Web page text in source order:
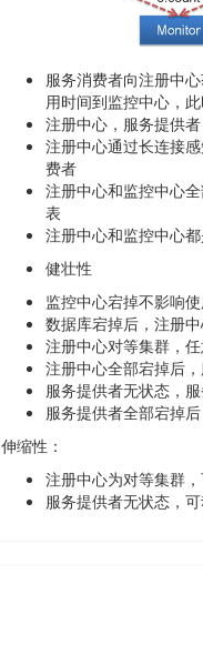
服务消费者向注册中
用时间到监控中心，
注册中心，服务提供
注册中心通过长连接
费者
注册中心和监控中心
表
注册中心和监控中心
健壮性
监控中心宕掉不影响
数据库宕掉后，注册
注册中心对等集群，
注册中心全部宕掉后
服务提供者无状态，
服务提供者全部宕掉
伸缩性：
注册中心为对等集群
服务提供者无状态，